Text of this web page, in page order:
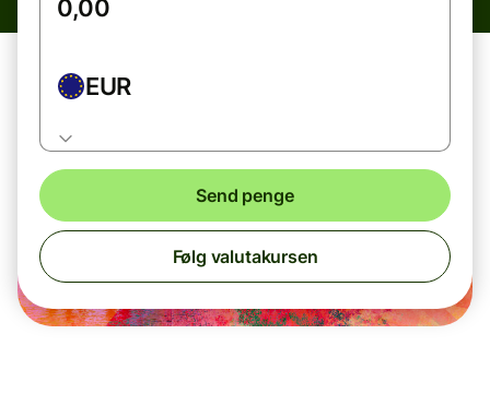
EUR
Send penge
Følg valutakursen